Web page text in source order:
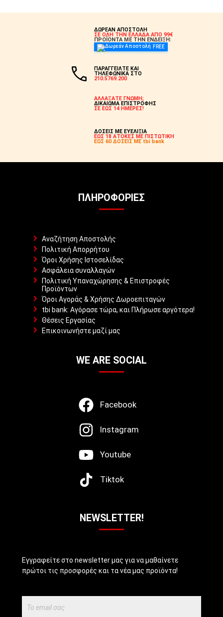
ΔΩΡΕΑΝ ΑΠΟΣΤΟΛΗ
ΣΕ ΟΛΗ ΤΗΝ ΕΛΛΑΔΑ ΑΠΟ 99€
ΠΡΟΪΟΝΤΑ ΜΕ ΤΗΝ ΕΝΔΕΙΞΗ:
FREE
ΠΑΡΑΓΓΕΙΛΤΕ ΚΑΙ
ΤΗΛΕΦΩΝΙΚΑ ΣΤΟ
210.5769.200
ΑΛΛΑΞΑΤΕ ΓΝΩΜΗ;
ΔΙΚΑΙΩΜΑ ΕΠΙΣΤΡΟΦΗΣ
ΣΕ ΕΩΣ 14 ΗΜΕΡΕΣ!
ΔΟΣΕΙΣ ΜΕ ΕΥΕΛΙΞΙΑ
ΕΩΣ 18 ΑΤΟΚΕΣ ΜΕ ΠΙΣΤΩΤΙΚΗ
ΕΩΣ 60 ΔΟΣΕΙΣ ΜΕ tbi bank
ΠΛΗΡΟΦΟΡΊΕΣ
Αναζήτηση Αποστολής
Πολιτική Απορρήτου
Όροι Χρήσης Ιστοσελίδας
Ασφάλεια συναλλαγών
Πολιτική Υπαναχώρησης & Επιστροφές
Προϊόντων
Όροι Αγοράς & Χρήσης Δωροεπιταγών
tbi bank: Αγόρασε τώρα, και Πλήρωσε αργότερα!
Θέσεις Εργασίας
Επικοινωνήστε μαζί μας
WE ARE SOCIAL
Facebook
Instagram
Youtube
Tiktok
NEWSLETTER!
Εγγραφείτε στο newsletter μας για να μαθαίνετε
πρώτοι τις προσφορές και τα νέα μας προϊόντα!